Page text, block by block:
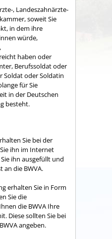
, Landeszahnärzte-
soweit Sie
in dem ihre
würde,
haben oder
Berufssoldat oder
Soldat oder Soldatin
für Sie
in der Deutschen
besteht.
Sie bei der
ihn im Internet
ihn ausgefüllt und
an die BWVA.
erhalten Sie in Form
Sie die
die BWVA Ihre
Diese sollten Sie bei
angeben.